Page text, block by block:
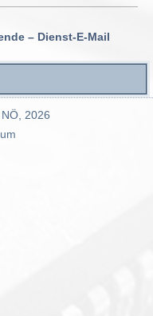
– Dienst-E-Mail
2026